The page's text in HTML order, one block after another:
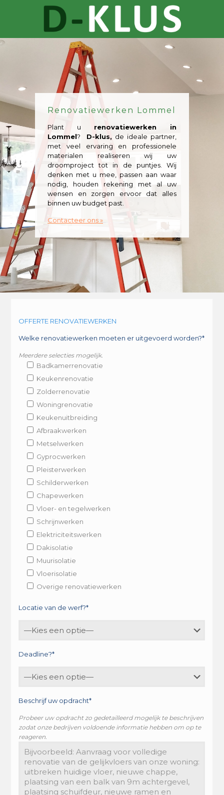
Renovatiewerken Lommel
Plant u renovatiewerken in
Lommel? D-klus, de ideale partner,
met veel ervaring en professionele
materialen realiseren wij uw
droomproject tot in de puntjes. Wij
denken met u mee, passen aan waar
nodig, houden rekening met al uw
wensen en zorgen ervoor dat alles
binnen uw budget past.
Contacteer ons »
OFFERTE RENOVATIEWERKEN
Welke renovatiewerken moeten er uitgevoerd worden?*
Meerdere selecties mogelijk.
Badkamerrenovatie
Keukenrenovatie
Zolderrenovatie
Woningrenovatie
Keukenuitbreiding
Afbraakwerken
Metselwerken
Gyprocwerken
Pleisterwerken
Schilderwerken
Chapewerken
Vloer- en tegelwerken
Schrijnwerken
Elektriciteitswerken
Dakisolatie
Muurisolatie
Vloerisolatie
Overige renovatiewerken
Locatie van de werf?*
Deadline?*
Beschrijf uw opdracht*
Probeer uw opdracht zo gedetailleerd mogelijk te beschrijven
zodat onze bedrijven voldoende informatie hebben om op te
reageren.